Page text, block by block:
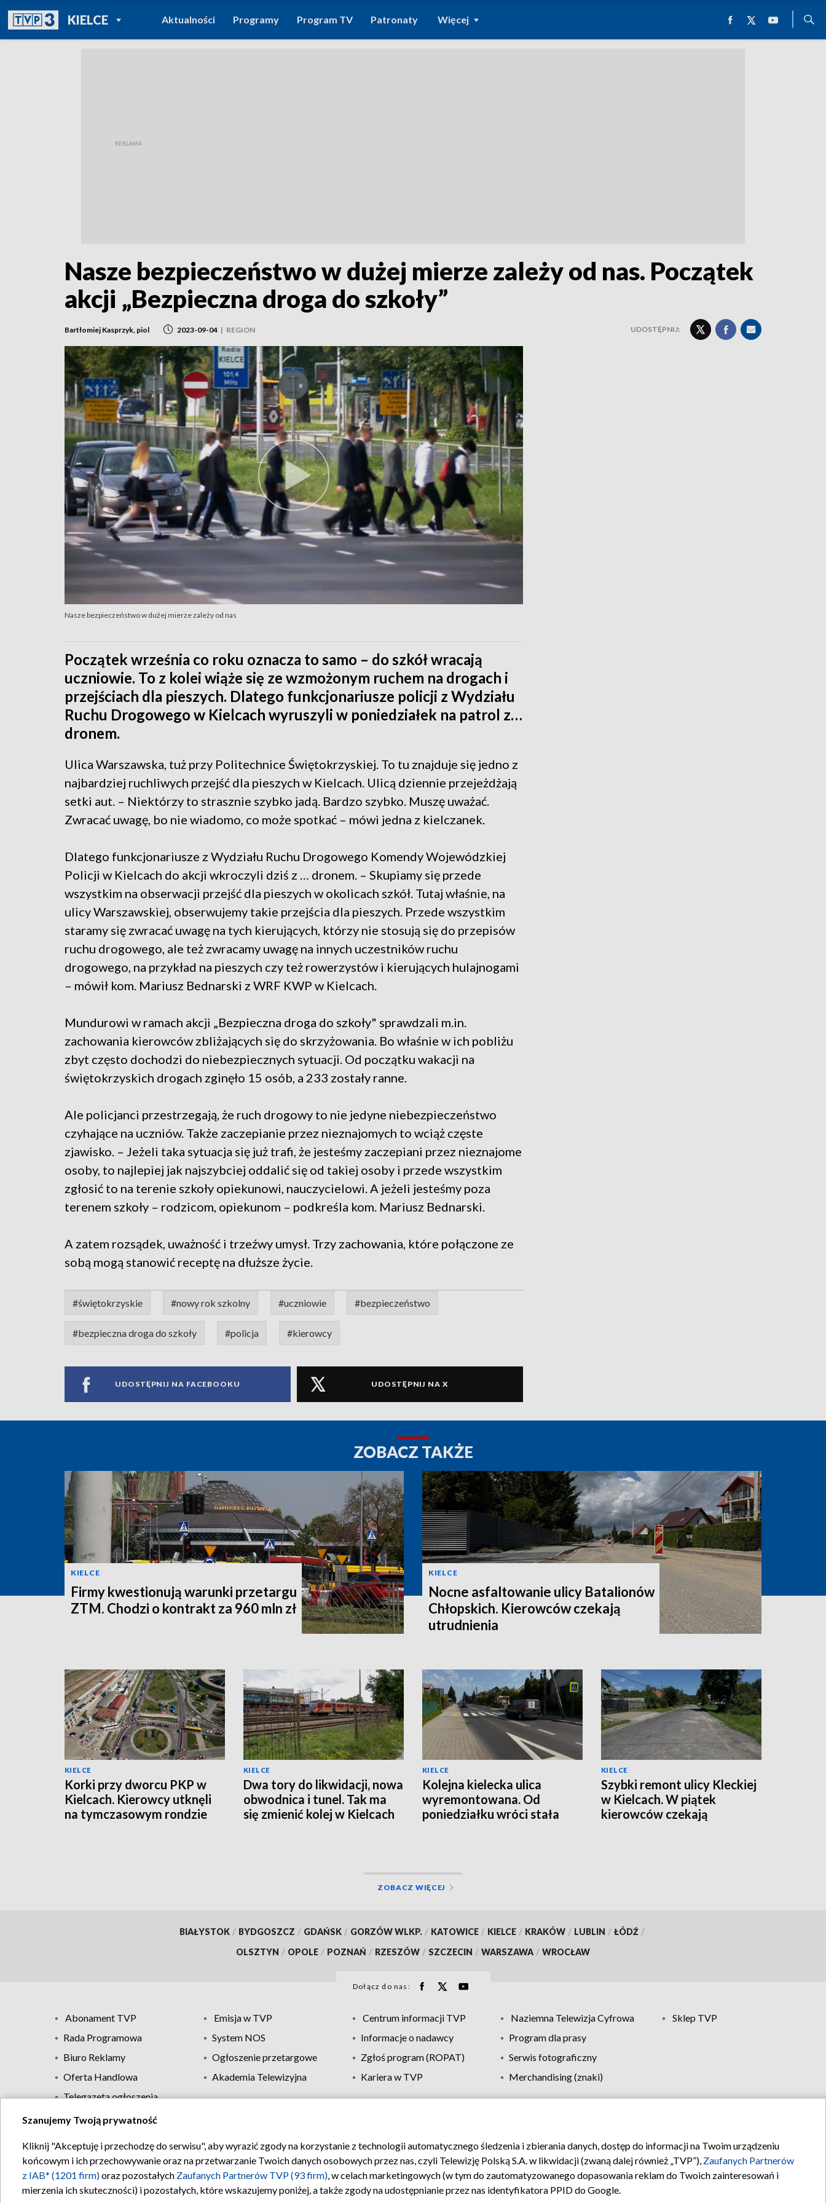
KIELCEPOWRÓT DO
TVP REGIONY
Aktualności Programy Program TV Patronaty Więcej
Nasze bezpieczeństwo w dużej mierze zależy od nas. Początek
akcji „Bezpieczna droga do szkoły”
Bartłomiej Kasprzyk, piol 2023-09-04 | REGION UDOSTĘPNIJ:
Nasze bezpieczeństwo w dużej mierze zależy od nas
Początek września co roku oznacza to samo – do szkół wracają
uczniowie. To z kolei wiąże się ze wzmożonym ruchem na drogach i
przejściach dla pieszych. Dlatego funkcjonariusze policji z Wydziału
Ruchu Drogowego w Kielcach wyruszyli w poniedziałek na patrol z…
dronem.
Ulica Warszawska, tuż przy Politechnice Świętokrzyskiej. To tu znajduje się jedno z
najbardziej ruchliwych przejść dla pieszych w Kielcach. Ulicą dziennie przejeżdżają
setki aut. – Niektórzy to strasznie szybko jadą. Bardzo szybko. Muszę uważać.
Zwracać uwagę, bo nie wiadomo, co może spotkać – mówi jedna z kielczanek.
Dlatego funkcjonariusze z Wydziału Ruchu Drogowego Komendy Wojewódzkiej
Policji w Kielcach do akcji wkroczyli dziś z … dronem. – Skupiamy się przede
wszystkim na obserwacji przejść dla pieszych w okolicach szkół. Tutaj właśnie, na
ulicy Warszawskiej, obserwujemy takie przejścia dla pieszych. Przede wszystkim
staramy się zwracać uwagę na tych kierujących, którzy nie stosują się do przepisów
ruchu drogowego, ale też zwracamy uwagę na innych uczestników ruchu
drogowego, na przykład na pieszych czy też rowerzystów i kierujących hulajnogami
– mówił kom. Mariusz Bednarski z WRF KWP w Kielcach.
Mundurowi w ramach akcji „Bezpieczna droga do szkoły" sprawdzali m.in.
zachowania kierowców zbliżających się do skrzyżowania. Bo właśnie w ich pobliżu
zbyt często dochodzi do niebezpiecznych sytuacji. Od początku wakacji na
świętokrzyskich drogach zginęło 15 osób, a 233 zostały ranne.
Ale policjanci przestrzegają, że ruch drogowy to nie jedyne niebezpieczeństwo
czyhające na uczniów. Także zaczepianie przez nieznajomych to wciąż częste
zjawisko. – Jeżeli taka sytuacja się już trafi, że jesteśmy zaczepiani przez nieznajome
osoby, to najlepiej jak najszybciej oddalić się od takiej osoby i przede wszystkim
zgłosić to na terenie szkoły opiekunowi, nauczycielowi. A jeżeli jesteśmy poza
terenem szkoły – rodzicom, opiekunom – podkreśla kom. Mariusz Bednarski.
A zatem rozsądek, uważność i trzeźwy umysł. Trzy zachowania, które połączone ze
sobą mogą stanowić receptę na dłuższe życie.
#świętokrzyskie #nowy rok szkolny #uczniowie #bezpieczeństwo
#bezpieczna droga do szkoły #policja #kierowcy
UDOSTĘPNIJ NA FACEBOOKU UDOSTĘPNIJ NA X
ZOBACZ TAKŻE
KIELCE
Firmy kwestionują warunki przetargu
ZTM. Chodzi o kontrakt za 960 mln zł
KIELCE
Nocne asfaltowanie ulicy Batalionów
Chłopskich. Kierowców czekają
utrudnienia
KIELCE
Korki przy dworcu PKP w
Kielcach. Kierowcy utknęli
na tymczasowym rondzie
KIELCE
Dwa tory do likwidacji, nowa
obwodnica i tunel. Tak ma
się zmienić kolej w Kielcach
KIELCE
Kolejna kielecka ulica
wyremontowana. Od
poniedziałku wróci stała
KIELCE
Szybki remont ulicy Kleckiej
w Kielcach. W piątek
kierowców czekają
ZOBACZ WIĘCEJ
BIAŁYSTOK / BYDGOSZCZ / GDAŃSK / GORZÓW WLKP. / KATOWICE / KIELCE / KRAKÓW / LUBLIN / ŁÓDŹ /
OLSZTYN / OPOLE / POZNAŃ / RZESZÓW / SZCZECIN / WARSZAWA / WROCŁAW
Dołącz do nas:
Abonament TVP Emisja w TVP Centrum informacji TVP Naziemna Telewizja Cyfrowa
Sklep TVP
Rada Programowa
System NOS Informacje o nadawcy
Program dla prasy
Biuro Reklamy
Ogłoszenie przetargowe Zgłoś program (ROPAT)
Serwis fotograficzny
Oferta Handlowa
Akademia Telewizyjna Kariera w TVP
Merchandising (znaki)
Telegazeta ogłoszenia
Regulamin TVP Polityka prywatności Moje zgody Pomoc Biuro reklamy Kontakt
Szanujemy Twoją prywatność
Kliknij "Akceptuję i przechodzę do serwisu", aby wyrazić zgody na korzystanie z technologii automatycznego śledzenia i zbierania danych, dostęp do informacji na Twoim urządzeniu
końcowym i ich przechowywanie oraz na przetwarzanie Twoich danych osobowych przez nas, czyli Telewizję Polską S.A. w likwidacji (zwaną dalej również „TVP”), Zaufanych Partnerów
z IAB* (1201 firm)oraz pozostałych Zaufanych Partnerów TVP (93 firm), w celach marketingowych (w tym do zautomatyzowanego dopasowania reklam do Twoich zainteresowań i
mierzenia ich skuteczności) i pozostałych, które wskazujemy poniżej, a także zgody na udostępnianie przez nas identyfikatora PPID do Google.